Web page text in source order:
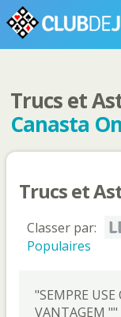
TOURNOIS
AIDE
PASSEPORT
JOUER
Trucs et
Canasta
Trucs et
Classer par:
Populaires
"SEMPRE
VANTAGEM ""